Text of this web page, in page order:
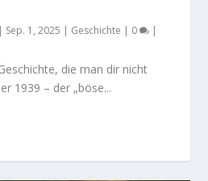
| Sep. 1, 2025 | Geschichte | 0 |
die man dir nicht
1939 – der „böse...